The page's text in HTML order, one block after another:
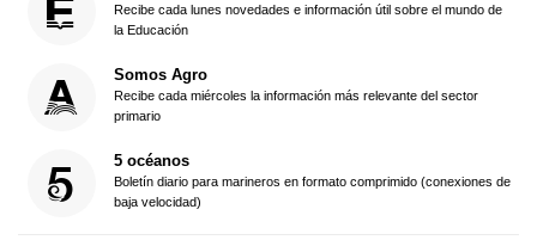
Recibe cada lunes novedades e información útil sobre el mundo de
la Educación
Somos Agro
Recibe cada miércoles la información más relevante del sector
primario
5 océanos
Boletín diario para marineros en formato comprimido (conexiones de
baja velocidad)